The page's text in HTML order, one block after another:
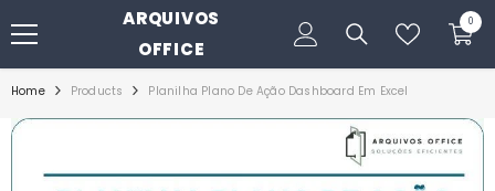
PULAR PARA O CONTEÚDO
ARQUIVOS
OFFICE
00
itens
Home Products Planilha Plano De Ação Dashboard Em Excel